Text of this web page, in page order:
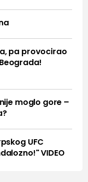
pa provocirao
moglo gore –
UFC
VIDEO